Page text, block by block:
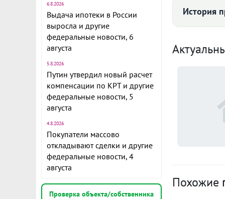
6.8.2026
Выдача ипотеки в России
выросла и другие
федеральные новости, 6
августа
5.8.2026
Путин утвердил новый расчет
компенсации по КРТ и другие
федеральные новости, 5
августа
4.8.2026
Покупатели массово
откладывают сделки и другие
федеральные новости, 4
августа
Проверка объекта/собственника
Продается
хорошем
который
Один
Ипотека
ID объекта
Расчёт по
История
Похожие